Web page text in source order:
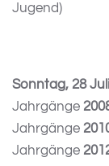
Jugend)
Sonntag, 28
Jahrgänge
Jahrgänge
Jahrgänge